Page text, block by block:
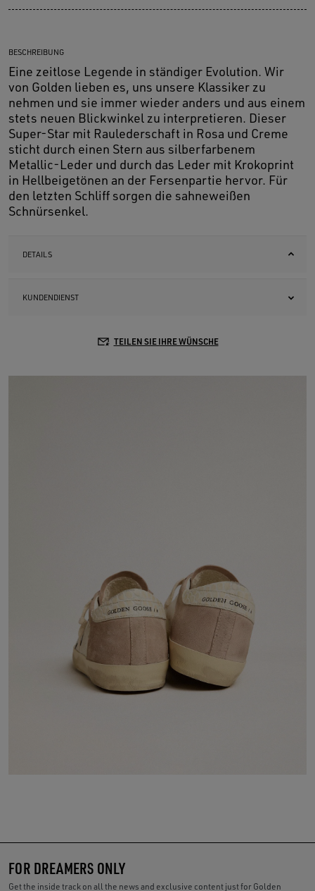
BESCHREIBUNG
Eine zeitlose Legende in ständiger Evolution. Wir
von Golden lieben es, uns unsere Klassiker zu
nehmen und sie immer wieder anders und aus einem
stets neuen Blickwinkel zu interpretieren. Dieser
Super-Star mit Raulederschaft in Rosa und Creme
sticht durch einen Stern aus silberfarbenem
Metallic-Leder und durch das Leder mit Krokoprint
in Hellbeigetönen an der Fersenpartie hervor. Für
den letzten Schliff sorgen die sahneweißen
Schnürsenkel.
DETAILS
KUNDENDIENST
TEILEN SIE IHRE WÜNSCHE
FOR DREAMERS ONLY
Get the inside track on all the news and exclusive content just for Golden